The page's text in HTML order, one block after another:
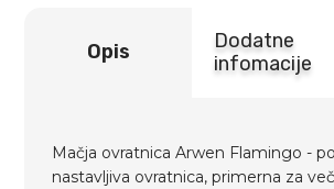
Opis
Dodatne
infomacije
Mačja ovratnica Arwen Flamingo -
nastavljiva ovratnica, primerna za